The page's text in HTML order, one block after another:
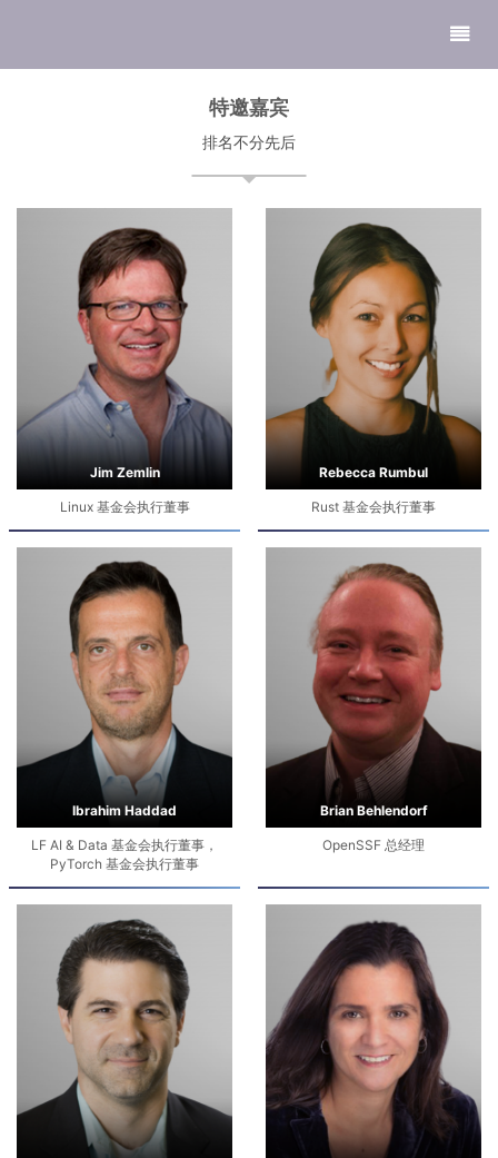
特邀嘉宾
排名不分先后
Jim Zemlin
Linux 基金会执行董事
Rebecca Rumbul
Rust 基金会执行董事
Ibrahim Haddad
LF AI & Data 基金会执行董事，
PyTorch 基金会执行董事
Brian Behlendorf
OpenSSF 总经理